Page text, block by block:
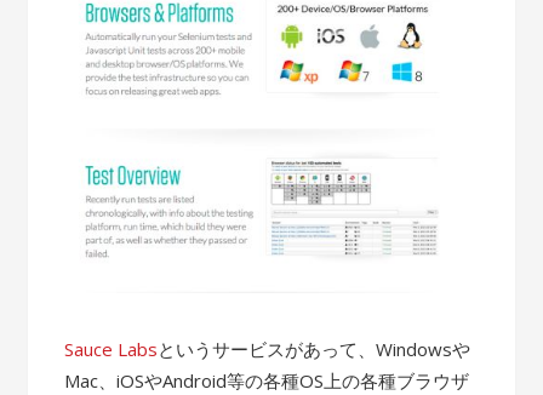
Sauce Labsというサービスがあって、Windowsや
Mac、iOSやAndroid等の各種OS上の各種ブラウザ